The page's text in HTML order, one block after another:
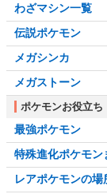
わざマシン一覧
伝説ポケモン
メガシンカ
メガストーン
ポケモンお役立ち
最強ポケモン
特殊進化ポケモン
レアポケモンの場